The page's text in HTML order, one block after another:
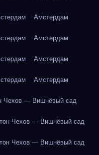
Амстердам
Амстердам
Амстердам
Амстердам
Чехов — Вишнёвый сад
Чехов — Вишнёвый сад
Чехов — Вишнёвый сад